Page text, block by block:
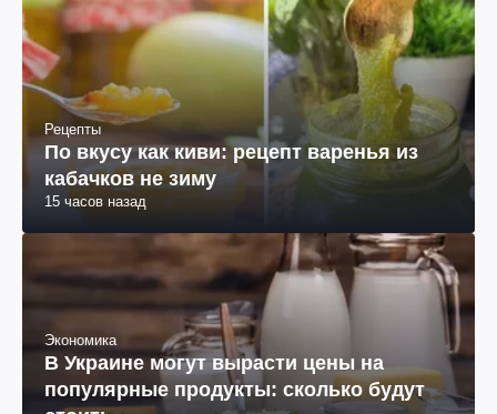
Рецепты
По вкусу как киви: рецепт варенья из
кабачков не зиму
15 часов назад
Экономика
В Украине могут вырасти цены на
популярные продукты: сколько будут